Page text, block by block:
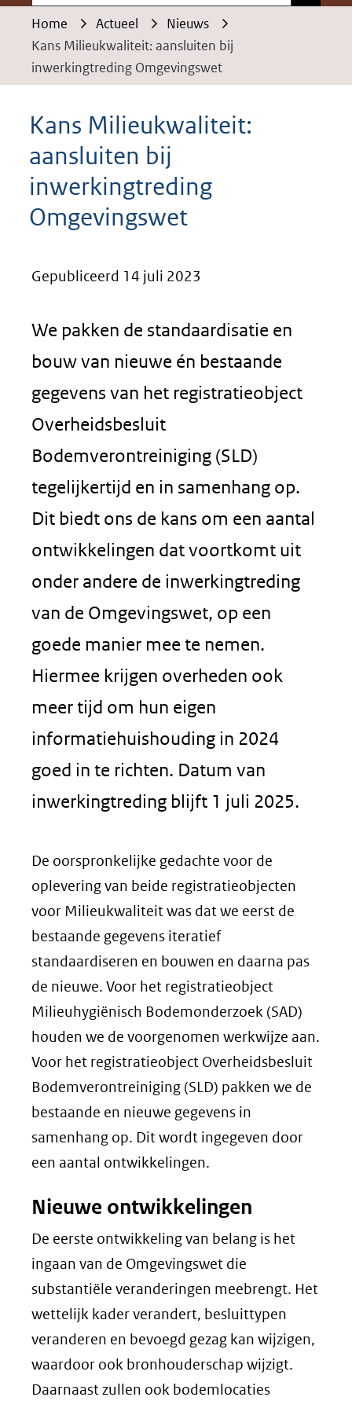
Home Actueel
Nieuws
Kans Milieukwaliteit: aansluiten bij
inwerkingtreding Omgevingswet
Kans Milieukwaliteit:
aansluiten bij
inwerkingtreding
Omgevingswet
Gepubliceerd 14 juli 2023
We pakken de standaardisatie en
bouw van nieuwe én bestaande
gegevens van het registratieobject
Overheidsbesluit
Bodemverontreiniging (SLD)
tegelijkertijd en in samenhang op.
Dit biedt ons de kans om een aantal
ontwikkelingen dat voortkomt uit
onder andere de inwerkingtreding
van de Omgevingswet, op een
goede manier mee te nemen.
Hiermee krijgen overheden ook
meer tijd om hun eigen
informatiehuishouding in 2024
goed in te richten. Datum van
inwerkingtreding blijft 1 juli 2025.
De oorspronkelijke gedachte voor de
oplevering van beide registratieobjecten
voor Milieukwaliteit was dat we eerst de
bestaande gegevens iteratief
standaardiseren en bouwen en daarna pas
de nieuwe. Voor het registratieobject
Milieuhygiënisch Bodemonderzoek (SAD)
houden we de voorgenomen werkwijze aan.
Voor het registratieobject Overheidsbesluit
Bodemverontreiniging (SLD) pakken we de
bestaande en nieuwe gegevens in
samenhang op. Dit wordt ingegeven door
een aantal ontwikkelingen.
Nieuwe ontwikkelingen
De eerste ontwikkeling van belang is het
ingaan van de Omgevingswet die
substantiële veranderingen meebrengt. Het
wettelijk kader verandert, besluittypen
veranderen en bevoegd gezag kan wijzigen,
waardoor ook bronhouderschap wijzigt.
Daarnaast zullen ook bodemlocaties